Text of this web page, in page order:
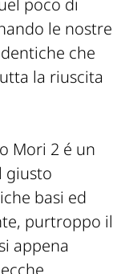
poco di
le nostre
che
la riuscita
Mori 2 é un
giusto
basi ed
purtroppo il
appena